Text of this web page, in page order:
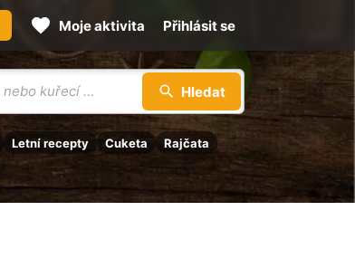
Hledat
Letní recepty Cuketa
Rajčata
Moje aktivita Přihlásit se